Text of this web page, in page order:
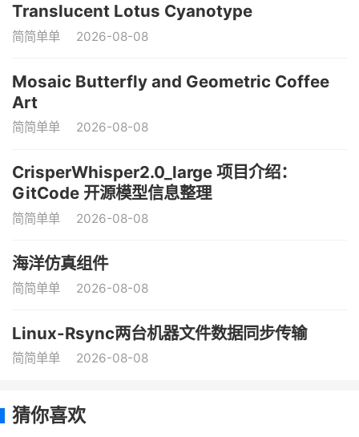
Translucent Lotus Cyanotype
简简单单 2026-08-08
Mosaic Butterfly and Geometric Coffee
Art
简简单单 2026-08-08
CrisperWhisper2.0_large 项目介绍：
GitCode 开源模型信息整理
简简单单 2026-08-08
海洋仿真组件
简简单单 2026-08-08
Linux-Rsync两台机器文件数据同步传输
简简单单 2026-08-08
猜你喜欢